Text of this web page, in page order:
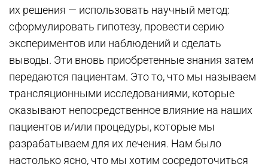
их решения — использовать научный метод:
сформулировать гипотезу, провести серию
экспериментов или наблюдений и сделать
выводы. Эти вновь приобретенные знания затем
передаются пациентам. Это то, что мы называем
трансляционными исследованиями, которые
оказывают непосредственное влияние на наших
пациентов и/или процедуры, которые мы
разрабатываем для их лечения. Нам было
настолько ясно, что мы хотим сосредоточиться